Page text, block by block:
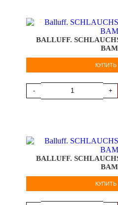
BALLUFF.
КУПИТЬ
- +
BALLUFF.
КУПИТЬ